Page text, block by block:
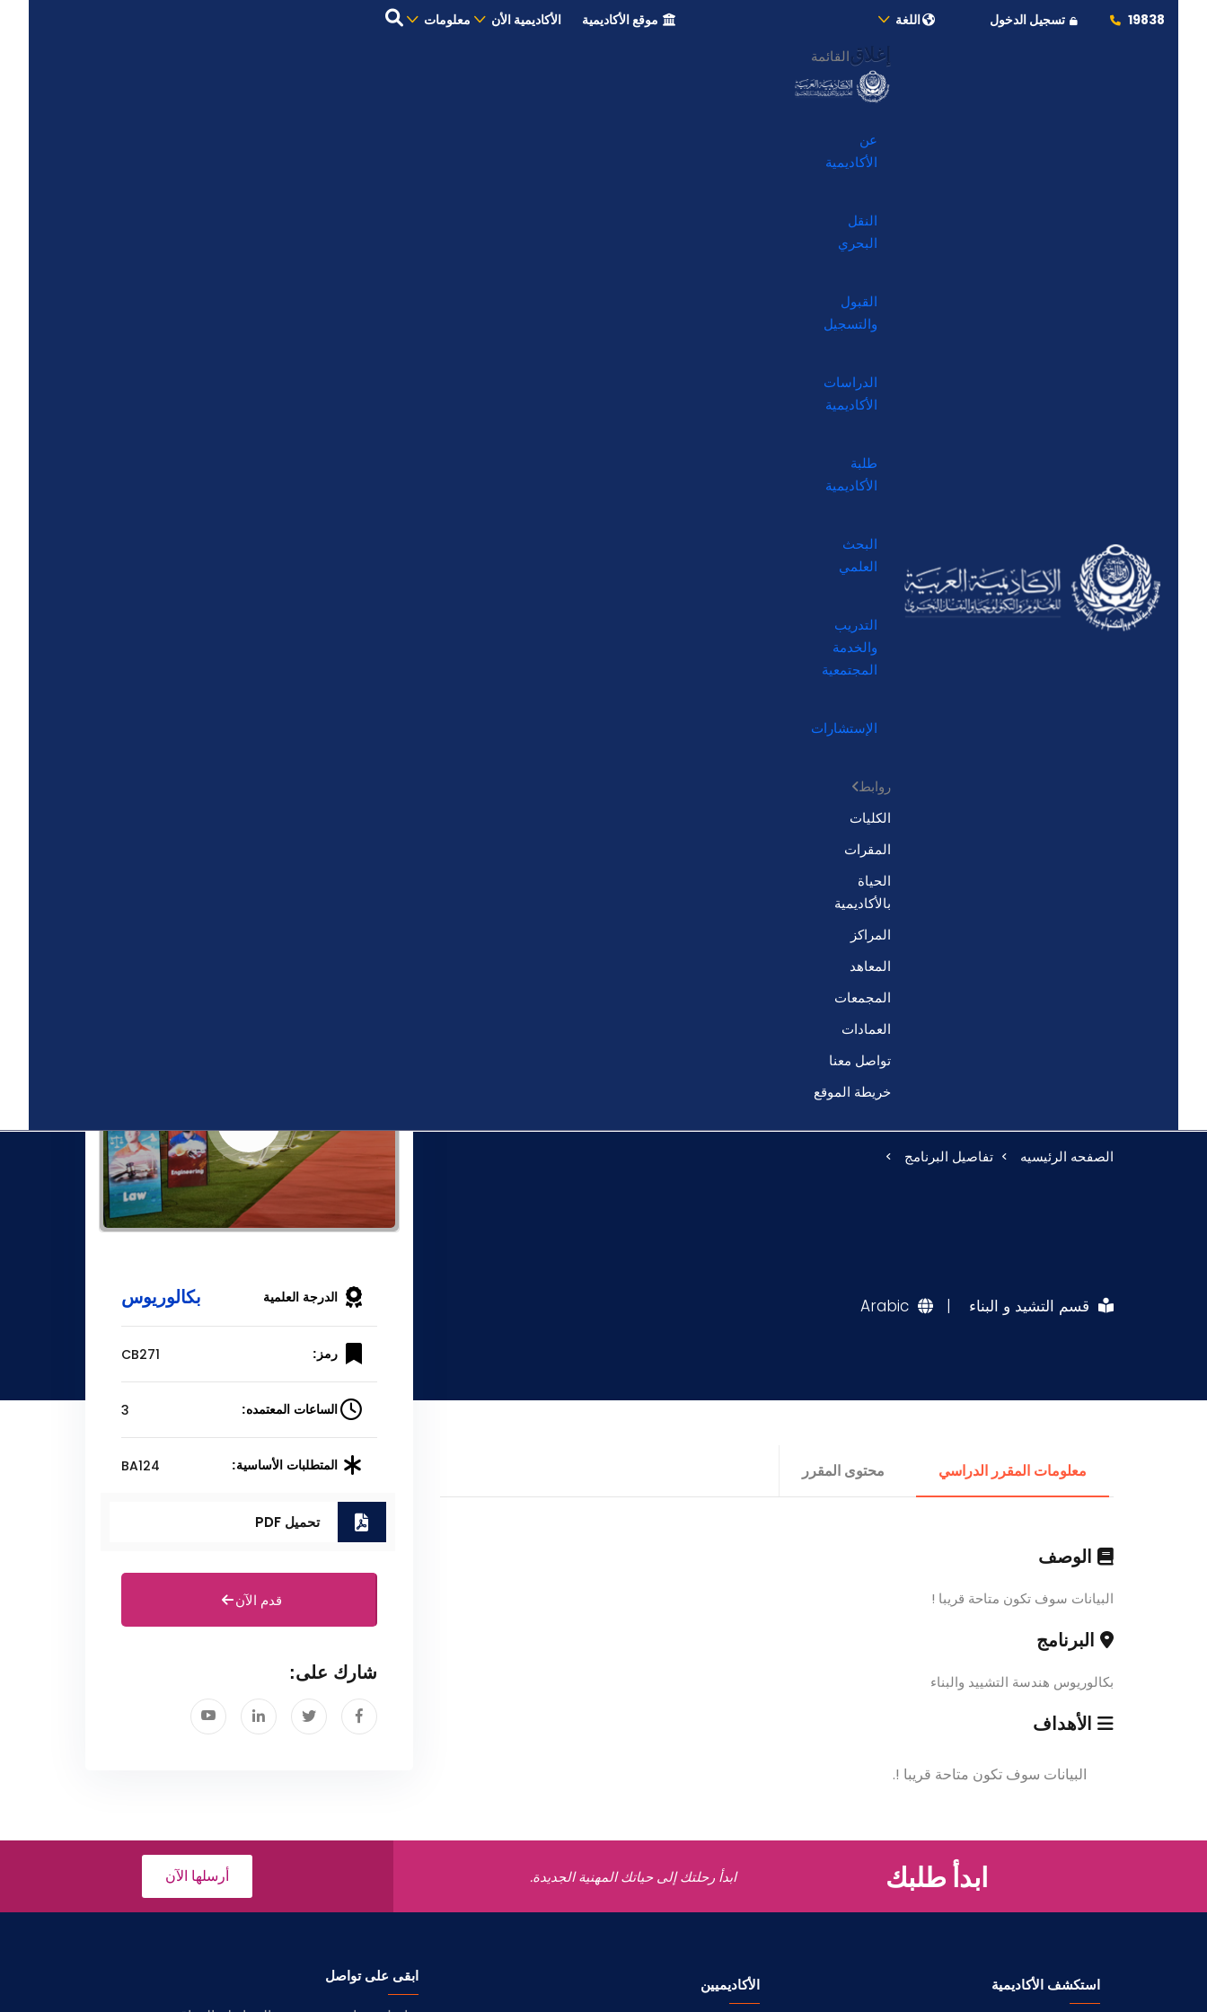
19838 تسجيل الدخول اللغة موقع الأكاديمية الأكاديمية الأن معلومات
إغلاق القائمة
عن
الأكاديمية
النقل
البحري
القبول
والتسجيل
الدراسات
الأكاديمية
طلبة
الأكاديمية
البحث
العلمي
التدريب
والخدمة
المجتمعية
الإستشارات
روابط
الكليات
المقرات
الحياة
بالأكاديمية
المراكز
المعاهد
المجمعات
العمادات
تواصل معنا
خريطة الموقع
الصفحه الرئيسيه تفاصيل البرنامج
قسم التشيد و البناء |
Arabic
معلومات المقرر الدراسي محتوى المقرر
الوصف
البيانات سوف تكون متاحة قريبا !
البرنامج
بكالوريوس هندسة التشييد والبناء
الأهداف
البيانات سوف تكون متاحة قريبا !.
الدرجة العلمية بكالوريوس
رمز: CB271
الساعات المعتمده: 3
المتطلبات الأساسية: BA124
تحميل PDF
قدم الآن
شارك على:
ابدأ طلبك ابدأ رحلتك إلى حياتك المهنية الجديدة. أرسلها الآن
استكشف الأكاديمية الأكاديميين
ابقى على تواصل